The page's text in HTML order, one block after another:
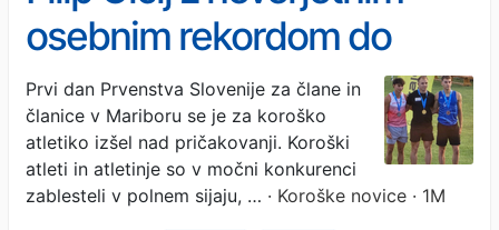
osebnim rekordom do
brona, Ema PikaRaj
presenetljivo do srebra
Prvi dan Prvenstva Slovenije za člane in
članice v Mariboru se je za koroško
atletiko izšel nad pričakovanji. Koroški
atleti in atletinje so v močni konkurenci
zablesteli v polnem sijaju, … · Koroške novice · 1M